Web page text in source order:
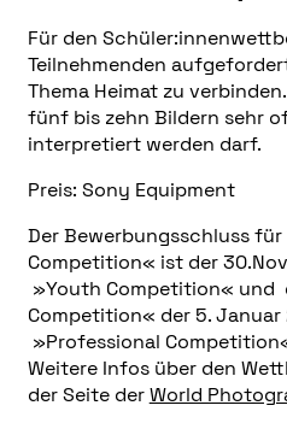
Für den
Teilnehmenden
Thema Heimat zu
fünf bis zehn Bildern sehr
interpretiert werden darf.
Preis: Sony Equipment
Der Bewerbungsschluss
Competition« ist der
»Youth Competition« und
Competition« der 5.
»Professional
Weitere Infos über den
der Seite derWorld